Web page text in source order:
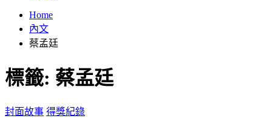
Home
內文
蔡孟廷
標籤: 蔡孟廷
封面故事 得獎紀錄